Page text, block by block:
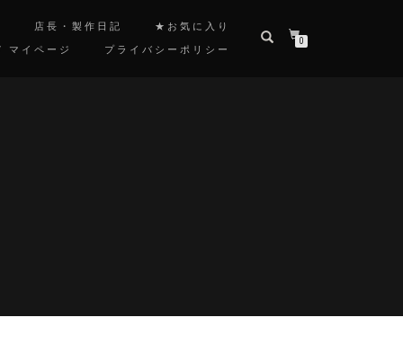
店長・製作日記
★お気に入り
マイページ プライバシーポリシー
0